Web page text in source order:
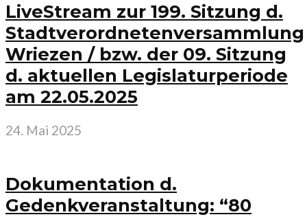
LiveStream zur 199. Sitzung d.
Stadtverordnetenversammlung
Wriezen / bzw. der 09. Sitzung
d. aktuellen Legislaturperiode
am 22.05.2025
24. Mai 2025
Dokumentation d.
Gedenkveranstaltung: “80